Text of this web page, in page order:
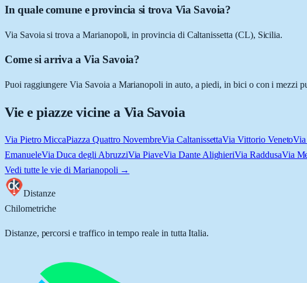
In quale comune e provincia si trova Via Savoia?
Via Savoia si trova a Marianopoli, in provincia di Caltanissetta (CL), Sicilia.
Come si arriva a Via Savoia?
Puoi raggiungere Via Savoia a Marianopoli in auto, a piedi, in bici o con i mezzi
Vie e piazze vicine a Via Savoia
Via Pietro MiccaPiazza Quattro NovembreVia CaltanissettaVia Vittorio VenetoVia
EmanueleVia Duca degli AbruzziVia PiaveVia Dante AlighieriVia RaddusaVia
Vedi tutte le vie di Marianopoli →
Distanze
Chilometriche
Distanze, percorsi e traffico in tempo reale in tutta Italia.